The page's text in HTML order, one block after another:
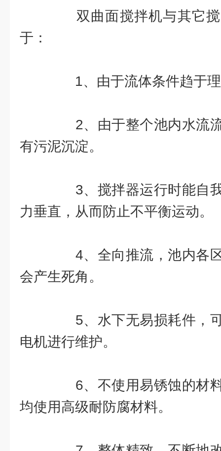
双曲面搅拌机与其它搅
于：
1、由于流体条件趋于理
2、由于整个池内水流流
有污泥沉淀。
3、搅拌器运行时能自我
力垂直，从而防止不平衡运动。
4、全向推流，池内各区
会产生死角。
5、水下无易损耗件，可
电机进行维护。
6、不使用易锈蚀的材料
均使用高级耐防腐材料。